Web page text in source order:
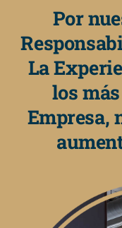
Por
La
los
Empresa,